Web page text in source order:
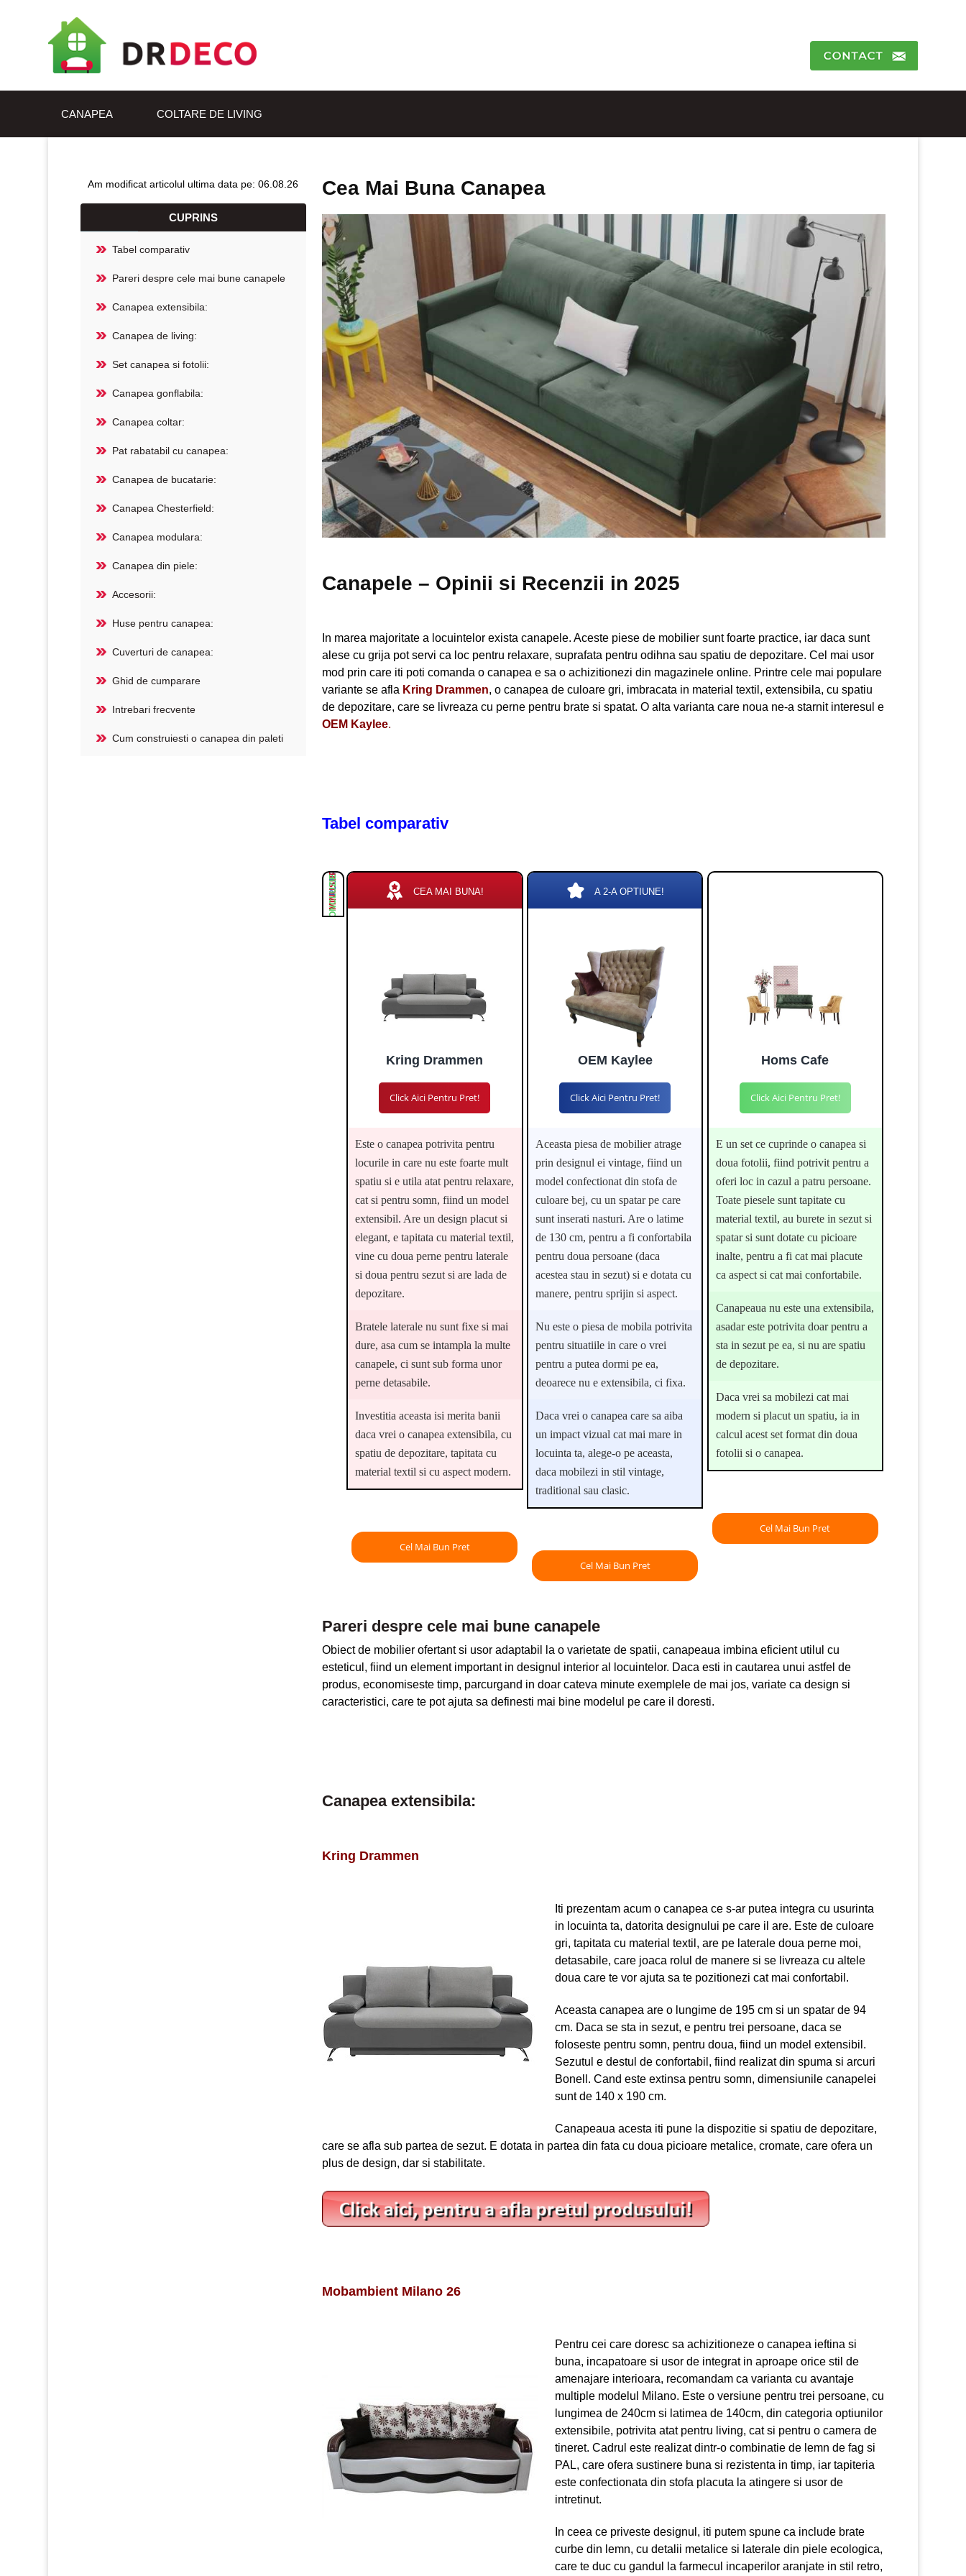
CANAPEA COLTARE DE LIVING
Am modificat articolul ultima data pe: 06.08.26
CUPRINS
Tabel comparativ
Pareri despre cele mai bune canapele
Canapea extensibila:
Canapea de living:
Set canapea si fotolii:
Canapea gonflabila:
Canapea coltar:
Pat rabatabil cu canapea:
Canapea de bucatarie:
Canapea Chesterfield:
Canapea modulara:
Canapea din piele:
Accesorii:
Huse pentru canapea:
Cuverturi de canapea:
Ghid de cumparare
Intrebari frecvente
Cum construiesti o canapea din paleti
Cea Mai Buna Canapea
Canapele – Opinii si Recenzii in 2025
In marea majoritate a locuintelor exista canapele. Aceste piese de mobilier sunt foarte practice, iar daca sunt
alese cu grija pot servi ca loc pentru relaxare, suprafata pentru odihna sau spatiu de depozitare. Cel mai usor
mod prin care iti poti comanda o canapea e sa o achizitionezi din magazinele online. Printre cele mai populare
variante se afla Kring Drammen, o canapea de culoare gri, imbracata in material textil, extensibila, cu spatiu
de depozitare, care se livreaza cu perne pentru brate si spatat. O alta varianta care noua ne-a starnit interesul e
OEM Kaylee.
Tabel comparativ
PLUSURI
MINUSURI
CONCLUZIE CEA MAI BUNA!
Kring Drammen
Click Aici Pentru Pret!
Este o canapea potrivita pentru
locurile in care nu este foarte mult
spatiu si e utila atat pentru relaxare,
cat si pentru somn, fiind un model
extensibil. Are un design placut si
elegant, e tapitata cu material textil,
vine cu doua perne pentru laterale
si doua pentru sezut si are lada de
depozitare.
Bratele laterale nu sunt fixe si mai
dure, asa cum se intampla la multe
canapele, ci sunt sub forma unor
perne detasabile.
Investitia aceasta isi merita banii
daca vrei o canapea extensibila, cu
spatiu de depozitare, tapitata cu
material textil si cu aspect modern.
Cel Mai Bun Pret
A 2-A OPTIUNE!
OEM Kaylee
Click Aici Pentru Pret!
Aceasta piesa de mobilier atrage
prin designul ei vintage, fiind un
model confectionat din stofa de
culoare bej, cu un spatar pe care
sunt inserati nasturi. Are o latime
de 130 cm, pentru a fi confortabila
pentru doua persoane (daca
acestea stau in sezut) si e dotata cu
manere, pentru sprijin si aspect.
Nu este o piesa de mobila potrivita
pentru situatiile in care o vrei
pentru a putea dormi pe ea,
deoarece nu e extensibila, ci fixa.
Daca vrei o canapea care sa aiba
un impact vizual cat mai mare in
locuinta ta, alege-o pe aceasta,
daca mobilezi in stil vintage,
traditional sau clasic.
Cel Mai Bun Pret
Homs Cafe
Click Aici Pentru Pret!
E un set ce cuprinde o canapea si
doua fotolii, fiind potrivit pentru a
oferi loc in cazul a patru persoane.
Toate piesele sunt tapitate cu
material textil, au burete in sezut si
spatar si sunt dotate cu picioare
inalte, pentru a fi cat mai placute
ca aspect si cat mai confortabile.
Canapeaua nu este una extensibila,
asadar este potrivita doar pentru a
sta in sezut pe ea, si nu are spatiu
de depozitare.
Daca vrei sa mobilezi cat mai
modern si placut un spatiu, ia in
calcul acest set format din doua
fotolii si o canapea.
Cel Mai Bun Pret
Pareri despre cele mai bune canapele
Obiect de mobilier ofertant si usor adaptabil la o varietate de spatii, canapeaua imbina eficient utilul cu
esteticul, fiind un element important in designul interior al locuintelor. Daca esti in cautarea unui astfel de
produs, economiseste timp, parcurgand in doar cateva minute exemplele de mai jos, variate ca design si
caracteristici, care te pot ajuta sa definesti mai bine modelul pe care il doresti.
Canapea extensibila:
Kring Drammen
Iti prezentam acum o canapea ce s-ar putea integra cu usurinta
in locuinta ta, datorita designului pe care il are. Este de culoare
gri, tapitata cu material textil, are pe laterale doua perne moi,
detasabile, care joaca rolul de manere si se livreaza cu altele
doua care te vor ajuta sa te pozitionezi cat mai confortabil.
Aceasta canapea are o lungime de 195 cm si un spatar de 94
cm. Daca se sta in sezut, e pentru trei persoane, daca se
foloseste pentru somn, pentru doua, fiind un model extensibil.
Sezutul e destul de confortabil, fiind realizat din spuma si arcuri
Bonell. Cand este extinsa pentru somn, dimensiunile canapelei
sunt de 140 x 190 cm.
Canapeaua acesta iti pune la dispozitie si spatiu de depozitare,
care se afla sub partea de sezut. E dotata in partea din fata cu doua picioare metalice, cromate, care ofera un
plus de design, dar si stabilitate.
Mobambient Milano 26
Pentru cei care doresc sa achizitioneze o canapea ieftina si
buna, incapatoare si usor de integrat in aproape orice stil de
amenajare interioara, recomandam ca varianta cu avantaje
multiple modelul Milano. Este o versiune pentru trei persoane, cu
lungimea de 240cm si latimea de 140cm, din categoria optiunilor
extensibile, potrivita atat pentru living, cat si pentru o camera de
tineret. Cadrul este realizat dintr-o combinatie de lemn de fag si
PAL, care ofera sustinere buna si rezistenta in timp, iar tapiteria
este confectionata din stofa placuta la atingere si usor de
intretinut.
In ceea ce priveste designul, iti putem spune ca include brate
curbe din lemn, cu detalii metalice si laterale din piele ecologica,
care te duc cu gandul la farmecul incaperilor aranjate in stil retro,